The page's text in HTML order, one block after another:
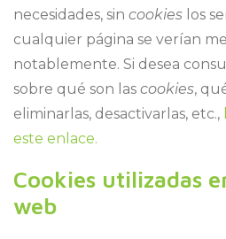
necesidades, sin cookies los
cualquier página se verían
notablemente. Si desea
sobre qué son las cookies,
eliminarlas, desactivarlas, etc.,
este enlace.
Cookies utilizadas
web